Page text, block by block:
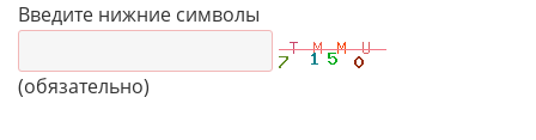
Введите нижние символы
(обязательно)